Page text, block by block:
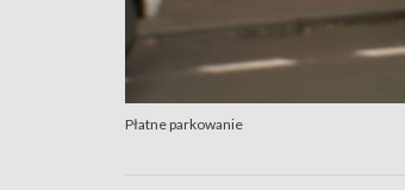
Płatne parkowanie